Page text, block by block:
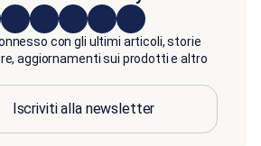
con gli ultimi articoli, storie
aggiornamenti sui prodotti e altro
Iscriviti alla newsletter